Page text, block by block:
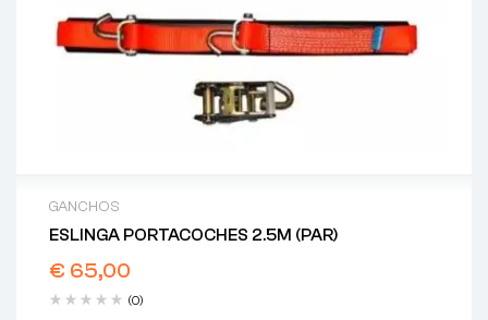
GANCHOS
ESLINGA PORTACOCHES 2.5M (PAR)
€ 65,00
(0)